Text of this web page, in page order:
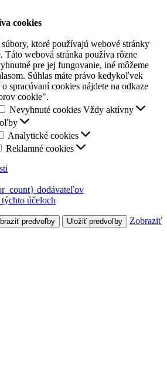
cookies
ktoré používajú webové stránky
Táto webová stránka používa rôzne
pre jej fungovanie, iné môžeme
Súhlas máte právo kedykoľvek
spracúvaní cookies nájdete na odkaze
cookie".
Nevyhnuté cookies Vždy aktívny
Analytické cookies
Reklamné cookies
dodávateľov
účeloch
predvoľby Uložiť predvoľby
Zobraziť